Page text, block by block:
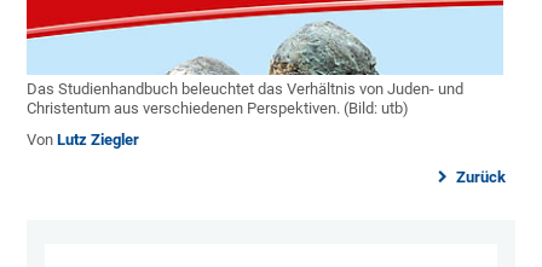
Das Studienhandbuch beleuchtet das Verhältnis von Juden- und
Christentum aus verschiedenen Perspektiven. (Bild: utb)
VonLutz Ziegler
Zurück